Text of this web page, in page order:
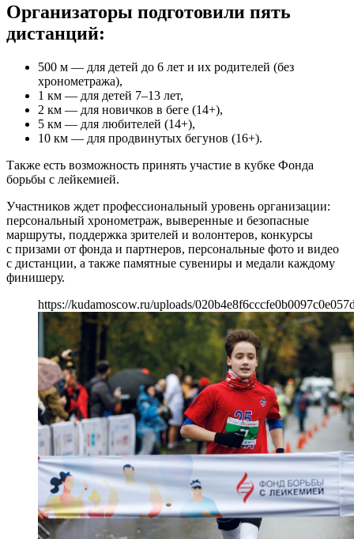
Организаторы подготовили пять
дистанций:
500 м — для детей до 6 лет и их родителей (без
хронометража),
1 км — для детей 7–13 лет,
2 км — для новичков в беге (14+),
5 км — для любителей (14+),
10 км — для продвинутых бегунов (16+).
Также есть возможность принять участие в кубке Фонда
борьбы с лейкемией.
Участников ждет профессиональный уровень организации:
персональный хронометраж, выверенные и безопасные
маршруты, поддержка зрителей и волонтеров, конкурсы
с призами от фонда и партнеров, персональные фото и видео
с дистанции, а также памятные сувениры и медали каждому
финишеру.
https://kudamoscow.ru/uploads/